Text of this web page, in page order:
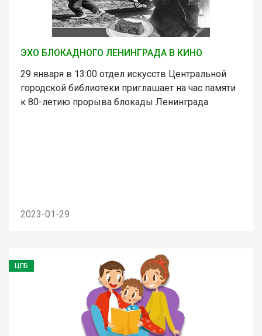
ЭХО БЛОКАДНОГО ЛЕНИНГРАДА В КИНО
29 января в 13:00 отдел искусств Центральной
городской библиотеки приглашает на час памяти
к 80-летию прорыва блокады Ленинграда
2023-01-29
ЦГБ